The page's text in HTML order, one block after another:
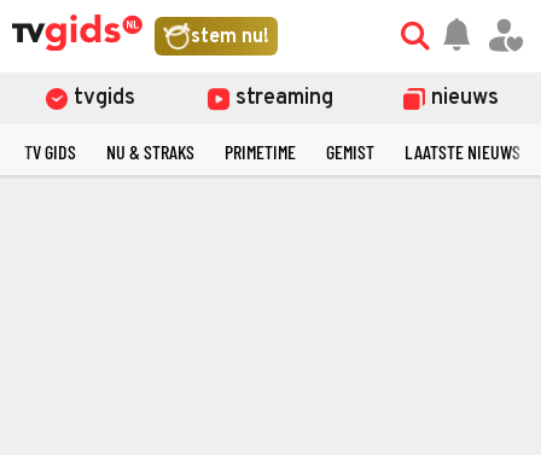
stem nu!
tvgids streaming nieuws
TV GIDS NU & STRAKS PRIMETIME GEMIST LAATSTE NIEUWS